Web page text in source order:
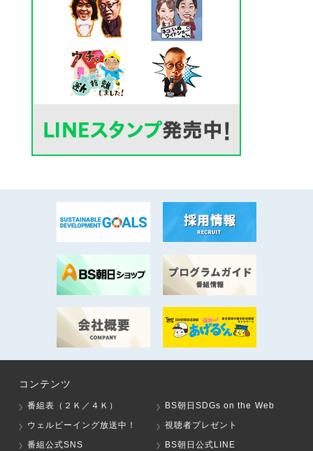
コンテンツ
番組表（２Ｋ／４Ｋ）
BS朝日SDGs on the Web
ウェルビーイング放送中！
視聴者プレゼント
番組公式SNS
BS朝日公式LINE